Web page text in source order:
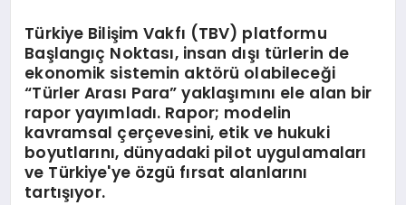
Türkiye Bilişim Vakfı (TBV) platformu
Başlangıç Noktası, insan dışı türlerin de
ekonomik sistemin aktörü olabileceği
“Türler Arası Para” yaklaşımını ele alan bir
rapor yayımladı. Rapor; modelin
kavramsal çerçevesini, etik ve hukuki
boyutlarını, dünyadaki pilot uygulamaları
ve Türkiye'ye özgü fırsat alanlarını
tartışıyor.